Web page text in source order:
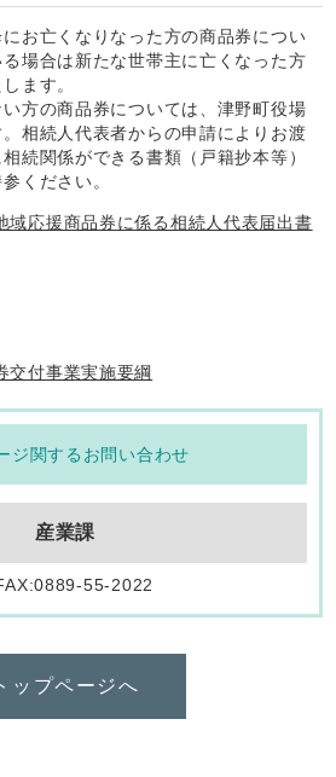
お亡くなりなった方の商品券につい
場合は新たな世帯主に亡くなった方
ます。
方の商品券については、津野町役場
相続人代表者からの申請によりお渡
続関係ができる書類（戸籍抄本等）
ください。
域応援商品券に係る相続人代表届出書
交付事業実施要綱
ジ関するお問い合わせ
産業課
55-2022
ップページへ